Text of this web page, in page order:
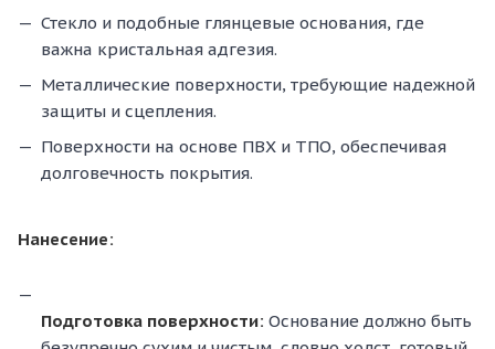
Стекло и подобные глянцевые основания, где
важна кристальная адгезия.
Металлические поверхности, требующие надежной
защиты и сцепления.
Поверхности на основе ПВХ и ТПО, обеспечивая
долговечность покрытия.
Нанесение:
Подготовка поверхности: Основание должно быть